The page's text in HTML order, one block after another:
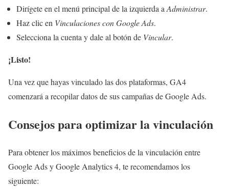
Dirígete en el menú principal de la izquierda a Administrar.
Haz clic en Vinculaciones con Google Ads.
Selecciona la cuenta y dale al botón de Vincular.
¡Listo!
Una vez que hayas vinculado las dos plataformas, GA4
comenzará a recopilar datos de sus campañas de Google Ads.
Consejos para optimizar la vinculación
Para obtener los máximos beneficios de la vinculación entre
Google Ads y Google Analytics 4, te recomendamos los
siguiente: